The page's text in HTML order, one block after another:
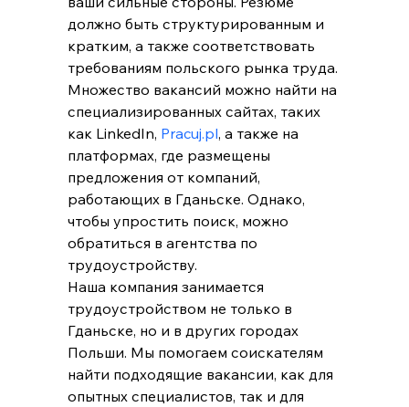
должно быть структурированным и
кратким, а также соответствовать
требованиям польского рынка труда.
Множество вакансий можно найти на
специализированных сайтах, таких
как LinkedIn, Pracuj.pl, а также на
платформах, где размещены
предложения от компаний,
работающих в Гданьске. Однако,
чтобы упростить поиск, можно
обратиться в агентства по
трудоустройству.
Наша компания занимается
трудоустройством не только в
Гданьске, но и в других городах
Польши. Мы помогаем соискателям
найти подходящие вакансии, как для
опытных специалистов, так и для